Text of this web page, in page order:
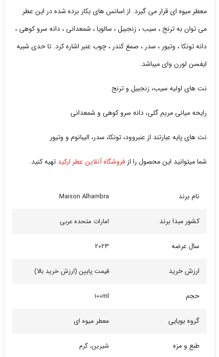
معطر میوه ای قرار می گیرد. از اسانس های بکار برده شده در این عطر
می توان به ترنج ، سیب ، زنجبیل ، سالویا ، شمعدانی ، دانه سرو کوهی ،
دانه تونکا ، وتیور ، سدر ، صمغ کندر ، چوب عنبر اشاره کرد. تا حدی شبیه
ایفسن لورن وای میباشد.
نت های اولیه سیب، زنجبیل و ترنج
رایحه میانی مریم گلی، دانه سرو کوهی و شمعدانی
نت های پایه عبارتند از عنبروود، تونکا، سدر، الیبانوم و وتیور
شما میتوانید این محصول را از فروشگاه آنلاین عطر ارکید تهیه کنید.
نام برند Maison Alhambra
کشور مبدا برند امارات متحده عربی
سال عرضه 2023
ارزش خرید قیمت پایین (ارزش خرید بالا)
حجم 100ml
گروه بویایی معطر میوه ای
طبع و مزه شیرین، گرم